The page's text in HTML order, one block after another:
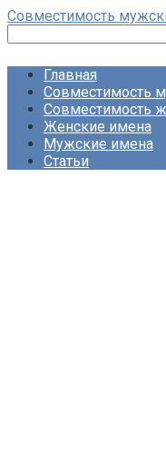
Перейти
контенту
Совместимость
Главная
Совместимость
Совместимость
Женские имена
Мужские имена
Статьи